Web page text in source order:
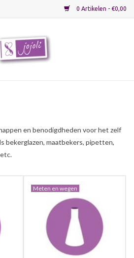
0 Artikelen - €0,00
en benodigdheden voor het zelf
bekerglazen, maatbekers, pipetten,
Meten en wegen